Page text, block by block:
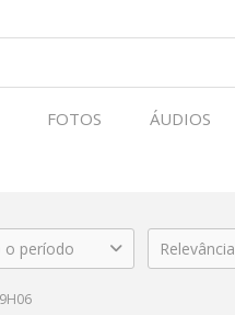
FOTOS ÁUDIOS
o período Relevância